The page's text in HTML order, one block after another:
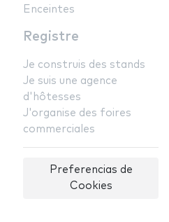
Enceintes
Registre
Je construis des stands
Je suis une agence
d'hôtesses
J'organise des foires
commerciales
Preferencias de
Cookies